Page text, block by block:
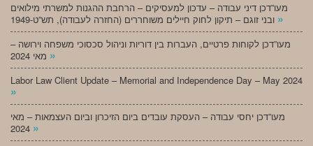
מעו”דכן דיני עבודה – עדכון למעסיקים – הרחבת ההגנות למשרתי מילואים
»
מעו”דכן לקוחות פרטיים, העברות בין דוריות וניהול סכסוכי משפחה וירושה –
»
Labor Law Client Update – Memorial and Independence Day – May 2024
»
מעו”דכן יחסי עבודה – העסקת עובדים ביום הזיכרון וביום העצמאות – מאי
»